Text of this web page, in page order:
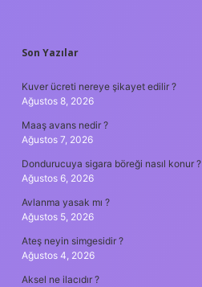
SIDEBAR
Son Yazılar
Kuver ücreti nereye şikayet edilir ?
Ağustos 8, 2026
Maaş avans nedir ?
Ağustos 7, 2026
Dondurucuya sigara böreği nasıl konur ?
Ağustos 6, 2026
Avlanma yasak mı ?
Ağustos 5, 2026
Ateş neyin simgesidir ?
Ağustos 4, 2026
Aksel ne ilacıdır ?